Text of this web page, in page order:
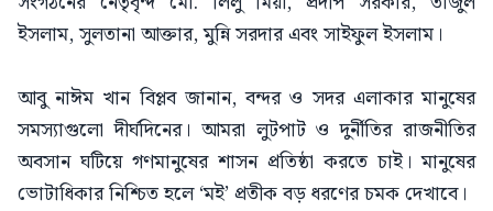
ইসলাম, সুলতানা আক্তার, মুন্নি সরদার এবং সাইফুল ইসলাম।
আবু নাঈম খান বিপ্লব জানান, বন্দর ও সদর এলাকার মানুষের
সমস্যাগুলো দীর্ঘদিনের। আমরা লুটপাট ও দুর্নীতির রাজনীতির
অবসান ঘটিয়ে গণমানুষের শাসন প্রতিষ্ঠা করতে চাই। মানুষের
ভোটাধিকার নিশ্চিত হলে ‘মই’ প্রতীক বড় ধরণের চমক দেখাবে।